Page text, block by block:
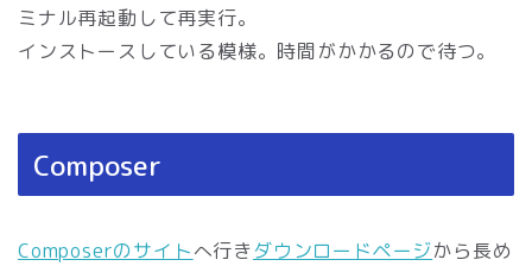
ミナル再起動して再実行。
インストースしている模様。時間がかかるので待つ。
Composer
Composerのサイトへ行きダウンロードページから長め